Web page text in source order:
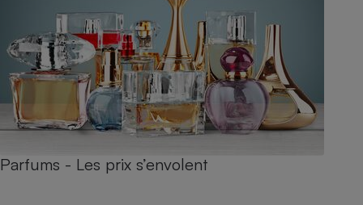
Parfums - Les prix s’envolent